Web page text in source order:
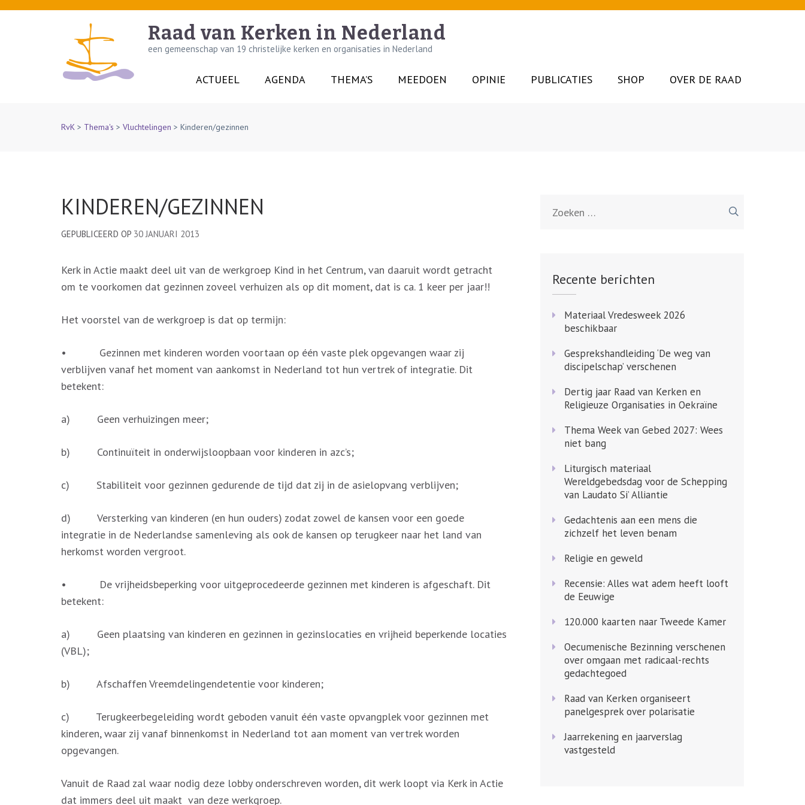
Skip
Raad van Kerken in Nederland
een gemeenschap van 19 christelijke kerken en organisaties in Nederland
ACTUEEL AGENDA THEMA’S MEEDOEN OPINIE PUBLICATIES SHOP OVER DE RAAD
RvK > Thema's > Vluchtelingen > Kinderen/gezinnen
KINDEREN/GEZINNEN
GEPUBLICEERD OP 30 JANUARI 2013
Kerk in Actie maakt deel uit van de werkgroep Kind in het Centrum, van daaruit wordt getracht
om te voorkomen dat gezinnen zoveel verhuizen als op dit moment, dat is ca. 1 keer per jaar!!
Het voorstel van de werkgroep is dat op termijn:
• Gezinnen met kinderen worden voortaan op één vaste plek opgevangen waar zij
verblijven vanaf het moment van aankomst in Nederland tot hun vertrek of integratie. Dit
betekent:
a) Geen verhuizingen meer;
b) Continuïteit in onderwijsloopbaan voor kinderen in azc’s;
c) Stabiliteit voor gezinnen gedurende de tijd dat zij in de asielopvang verblijven;
d) Versterking van kinderen (en hun ouders) zodat zowel de kansen voor een goede
integratie in de Nederlandse samenleving als ook de kansen op terugkeer naar het land van
herkomst worden vergroot.
• De vrijheidsbeperking voor uitgeprocedeerde gezinnen met kinderen is afgeschaft. Dit
betekent:
a) Geen plaatsing van kinderen en gezinnen in gezinslocaties en vrijheid beperkende locaties
(VBL);
b) Afschaffen Vreemdelingendetentie voor kinderen;
c) Terugkeerbegeleiding wordt geboden vanuit één vaste opvangplek voor gezinnen met
kinderen, waar zij vanaf binnenkomst in Nederland tot aan moment van vertrek worden
opgevangen.
Vanuit de Raad zal waar nodig deze lobby onderschreven worden, dit werk loopt via Kerk in Actie
dat immers deel uit maakt van deze werkgroep.
naar:
Recente berichten
Materiaal Vredesweek 2026
beschikbaar
Gesprekshandleiding ‘De weg van
discipelschap’ verschenen
Dertig jaar Raad van Kerken en
Religieuze Organisaties in Oekraïne
Thema Week van Gebed 2027: Wees
niet bang
Liturgisch materiaal
Wereldgebedsdag voor de Schepping
van Laudato Si’ Alliantie
Gedachtenis aan een mens die
zichzelf het leven benam
Religie en geweld
Recensie: Alles wat adem heeft looft
de Eeuwige
120.000 kaarten naar Tweede Kamer
Oecumenische Bezinning verschenen
over omgaan met radicaal-rechts
gedachtegoed
Raad van Kerken organiseert
panelgesprek over polarisatie
Jaarrekening en jaarverslag
vastgesteld